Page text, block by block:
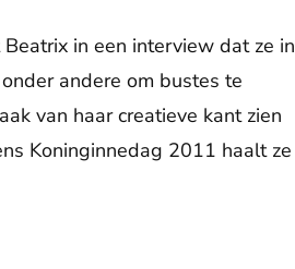
in een interview dat ze in
andere om bustes te
van haar creatieve kant zien
Koninginnedag 2011 haalt ze